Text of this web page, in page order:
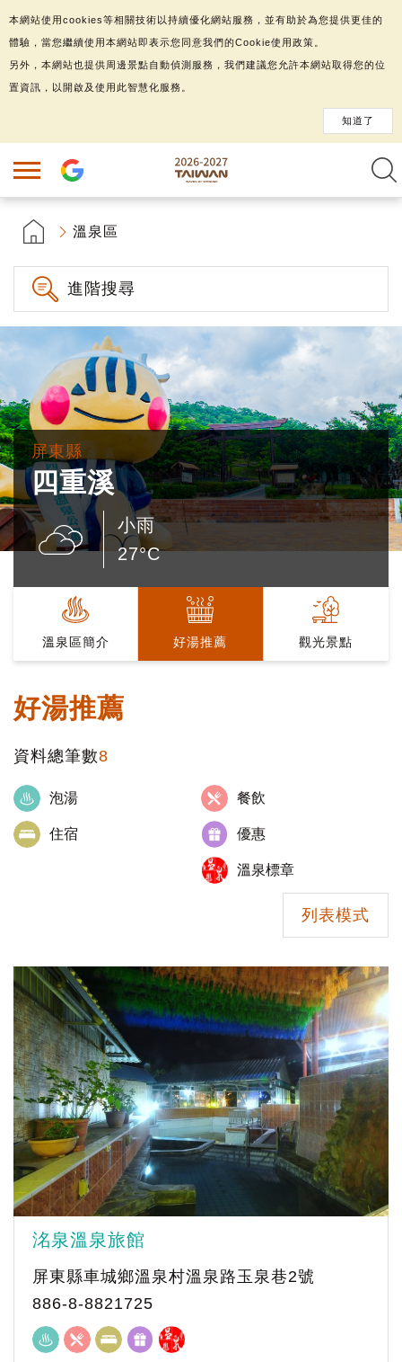
溫泉區
進階搜尋
屏東縣
四重溪
小雨
27°C
溫泉區簡介 好湯推薦 觀光景點
好湯推薦
資料總筆數8
泡湯 餐飲
住宿 優惠
溫泉標章
列表模式
洺泉溫泉旅館
屏東縣車城鄉溫泉村溫泉路玉泉巷2號
886-8-8821725
本網站使用cookies等相關技術以持續優化網站服務，並有助於為您提供更佳的
體驗，當您繼續使用本網站即表示您同意我們的Cookie使用政策。
另外，本網站也提供周邊景點自動偵測服務，我們建議您允許本網站取得您的位
置資訊，以開啟及使用此智慧化服務。
知道了